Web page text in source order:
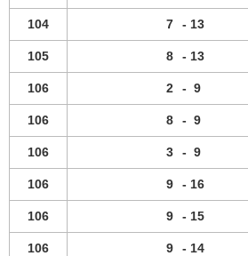
104 7 - 13
105 8 - 13
106 2 - 9
106 8 - 9
106 3 - 9
106 9 - 16
106 9 - 15
106 9 - 14